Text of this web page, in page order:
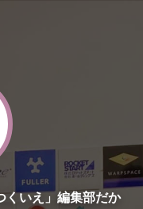
くいえ」編集部だか